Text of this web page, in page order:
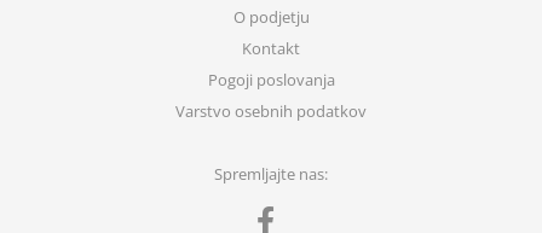
O podjetju
Kontakt
Pogoji poslovanja
Varstvo osebnih podatkov
Spremljajte nas: